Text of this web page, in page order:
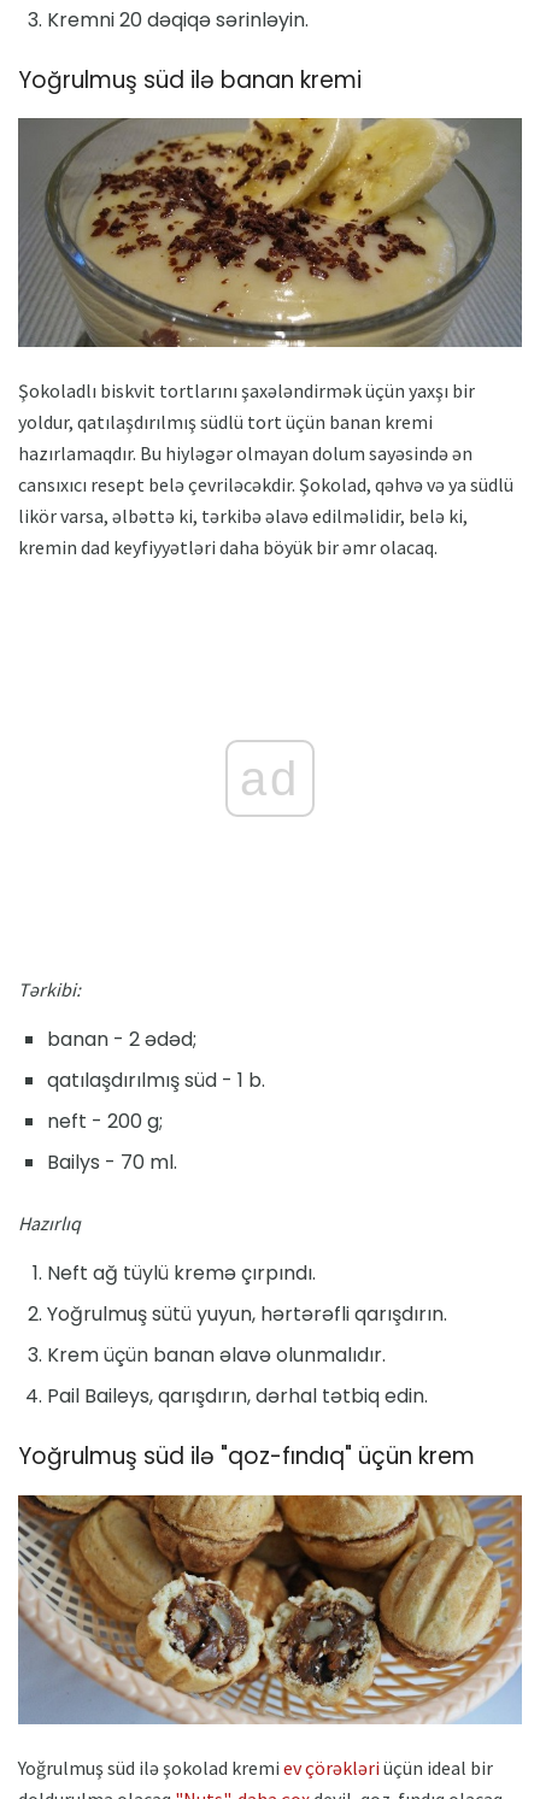
Kremni 20 dəqiqə sərinləyin.
Yoğrulmuş süd ilə banan kremi
Şokoladlı biskvit tortlarını şaxələndirmək üçün yaxşı bir
yoldur, qatılaşdırılmış südlü tort üçün banan kremi
hazırlamaqdır. Bu hiyləgər olmayan dolum sayəsində ən
cansıxıcı resept belə çevriləcəkdir. Şokolad, qəhvə və ya südlü
likör varsa, əlbəttə ki, tərkibə əlavə edilməlidir, belə ki,
kremin dad keyfiyyətləri daha böyük bir əmr olacaq.
ad
Tərkibi:
banan - 2 ədəd;
qatılaşdırılmış süd - 1 b.
neft - 200 g;
Bailys - 70 ml.
Hazırlıq
Neft ağ tüylü kremə çırpındı.
Yoğrulmuş sütü yuyun, hərtərəfli qarışdırın.
Krem üçün banan əlavə olunmalıdır.
Pail Baileys, qarışdırın, dərhal tətbiq edin.
Yoğrulmuş süd ilə "qoz-fındıq" üçün krem
Yoğrulmuş süd ilə şokolad kremi ev çörəkləri üçün ideal bir